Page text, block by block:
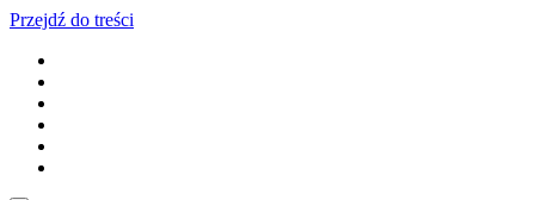
Przejdź do treści